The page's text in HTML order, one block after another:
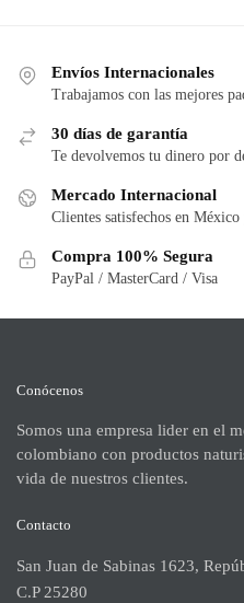
Envíos Internacionales
Trabajamos con las mejores
30 días de garantía
Te devolvemos tu dinero por
Mercado Internacional
Clientes satisfechos en
Compra 100% Segura
PayPal / MasterCard / Visa
Conócenos
Somos una empresa lider en el
colombiano con productos
vida de nuestros clientes.
Contacto
San Juan de Sabinas 1623,
C.P 25280